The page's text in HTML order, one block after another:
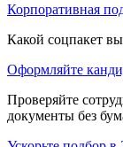
Корпоративная
Какой соцпакет
Оформляйте
Проверяйте
документы без